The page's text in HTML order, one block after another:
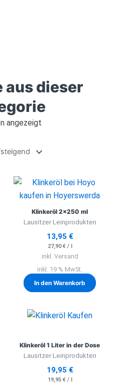
aus dieser
angezeigt
sortiert:
Klinkeröl 2×250 ml
Lausitzer Leinprodukten
13,95 €
27,90€/
inkl. Versand
inkl. 19 % MwSt.
In den Warenkorb
Klinkeröl 1 Liter in der Dose
Lausitzer Leinprodukten
19,95 €
19,95 €/ l